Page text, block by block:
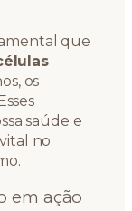
que
os
saúde e
no
em ação